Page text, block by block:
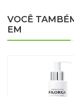
VOCÊ
EM